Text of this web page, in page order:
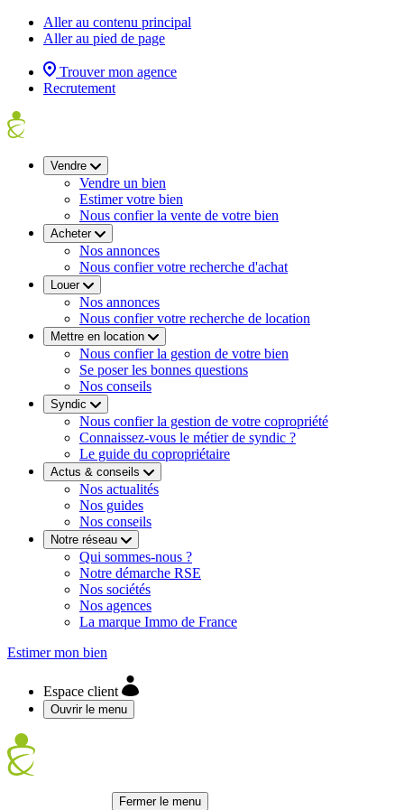
Aller au contenu principal
Aller au pied de page
Trouver mon agence
Recrutement
Vendre
Vendre un bien
Estimer votre bien
Nous confier la vente de votre bien
Acheter
Nos annonces
Nous confier votre recherche d'achat
Louer
Nos annonces
Nous confier votre recherche de location
Mettre en location
Nous confier la gestion de votre bien
Se poser les bonnes questions
Nos conseils
Syndic
Nous confier la gestion de votre copropriété
Connaissez-vous le métier de syndic ?
Le guide du copropriétaire
Actus & conseils
Nos actualités
Nos guides
Nos conseils
Notre réseau
Qui sommes-nous ?
Notre démarche RSE
Nos sociétés
Nos agences
La marque Immo de France
Estimer mon bien
Espace client
Ouvrir le menu
Fermer le menu